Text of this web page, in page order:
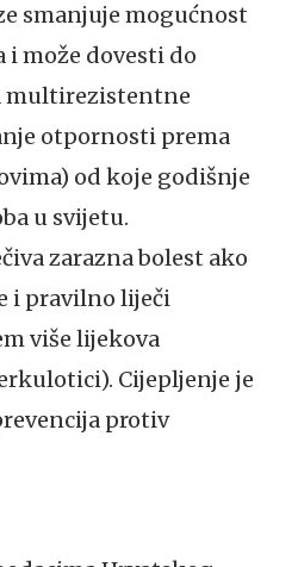
smanjuje mogućnost
može dovesti do
multirezistentne
otpornosti prema
od koje godišnje
u svijetu.
zarazna bolest ako
i pravilno liječi
više lijekova
Cijepljenje je
protiv